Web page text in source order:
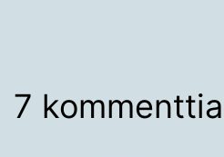
7 kommenttia